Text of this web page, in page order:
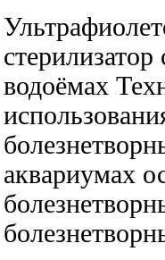
стерилизатор
водоёмах
аквариумах